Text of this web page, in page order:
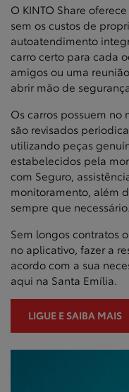
O KINTO Share
sem os custos de
autoatendimento
carro certo para cada
amigos ou uma
abrir mão de
Os carros possuem no
são revisados
utilizando peças
estabelecidos pela
com Seguro,
monitoramento, além
sempre que necessário.
Sem longos contratos
no aplicativo, fazer a
acordo com a sua
aqui na Santa Emília.
LIGUE E SAIBA MAIS